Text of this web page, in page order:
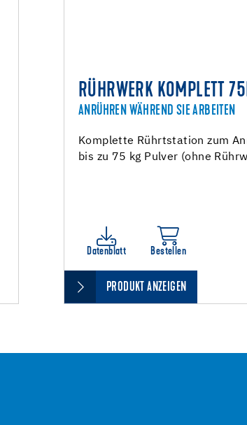
RÜHRWERK KOMPLETT
ANRÜHREN WÄHREND SIE ARBEITEN
Komplette Rührtstation zum
bis zu 75 kg Pulver (ohne
Datenblatt Bestellen
PRODUKT ANZEIGEN